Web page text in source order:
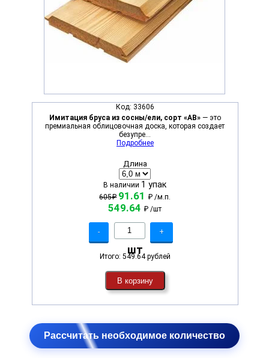
Код: 33606
Имитация бруса из сосны/ели, сорт «АВ»— это
премиальная облицовочная доска, которая создает
безупре...
Подробнее
Длина
В наличии 1 упак
605₽ 91.61 ₽/м.п.
549.64 ₽/шт
- +
шт
Итого: 549.64 рублей
В корзину
Рассчитать необходимое количество